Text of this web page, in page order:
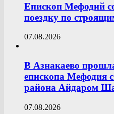
Епископ Мефодий
поездку по
07.08.2026
В Азнакаево
епископа Мефодия
района Айдаром
07.08.2026